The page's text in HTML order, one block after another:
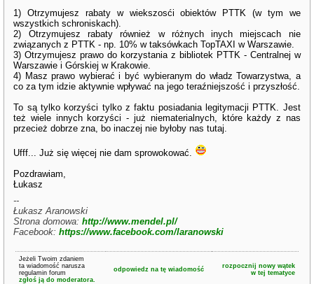
1) Otrzymujesz rabaty w wiekszosći obiektów PTTK (w tym we
wszystkich schroniskach).
2) Otrzymujesz rabaty również w różnych inych miejscach nie
związanych z PTTK - np. 10% w taksówkach TopTAXI w Warszawie.
3) Otrzymujesz prawo do korzystania z bibliotek PTTK - Centralnej w
Warszawie i Górskiej w Krakowie.
4) Masz prawo wybierać i być wybieranym do władz Towarzystwa, a
co za tym idzie aktywnie wpływać na jego teraźniejszość i przyszłość.
To są tylko korzyści tylko z faktu posiadania legitymacji PTTK. Jest
też wiele innych korzyści - już niematerialnych, które każdy z nas
przecież dobrze zna, bo inaczej nie byłoby nas tutaj.
Ufff... Już się więcej nie dam sprowokować.
Pozdrawiam,
Łukasz
--
Łukasz Aranowski
Strona domowa:http://www.mendel.pl/
Facebook:https://www.facebook.com/laranowski
Jeżeli Twoim zdaniem
ta wiadomość narusza
regulamin forum
zgłoś ją do moderatora.
odpowiedz na tę wiadomość
rozpocznij nowy wątek
w tej tematyce